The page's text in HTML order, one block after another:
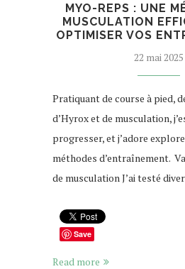
MYO-REPS : UNE
MUSCULATION
OPTIMISER VOS
22 mai 2025
Pratiquant de course à pied,
d’Hyrox et de musculation,
progresser, et j’adore
méthodes d’entraînement.
de musculation J’ai testé
Save
Read more